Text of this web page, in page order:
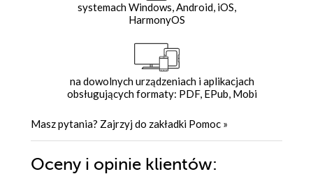
systemach Windows, Android, iOS,
HarmonyOS
na dowolnych urządzeniach i aplikacjach
obsługujących formaty: PDF, EPub, Mobi
Masz pytania? Zajrzyj do zakładki Pomoc »
Oceny i opinie klientów: